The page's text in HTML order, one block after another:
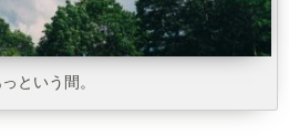
という間。